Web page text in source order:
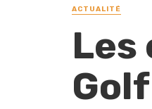
ACTUALITÉ
Les